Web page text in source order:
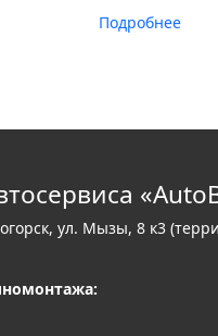
Подробнее
ул. Мызы, 8 к3